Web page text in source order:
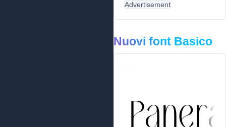
Advertisement
Nuovi font Basico